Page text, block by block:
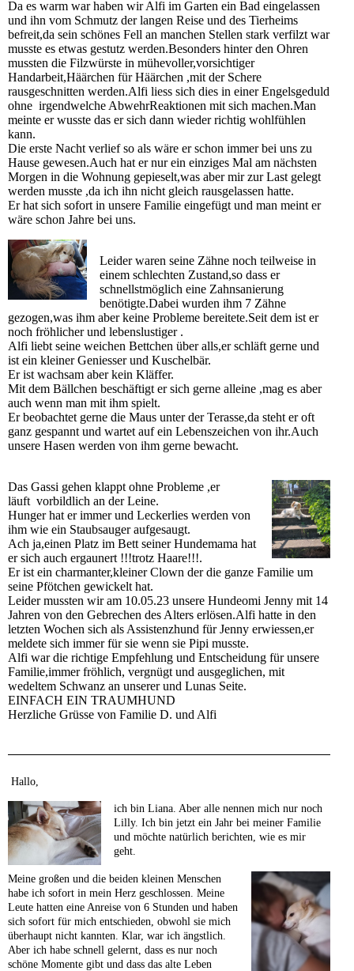
Da es warm war haben wir Alfi im Garten ein Bad eingelassen
und ihn vom Schmutz der langen Reise und des Tierheims
befreit,da sein schönes Fell an manchen Stellen stark verfilzt war
musste es etwas gestutz werden.Besonders hinter den Ohren
mussten die Filzwürste in mühevoller,vorsichtiger
Handarbeit,Häärchen für Häärchen ,mit der Schere
rausgeschnitten werden.Alfi liess sich dies in einer Engelsgeduld
ohne irgendwelche AbwehrReaktionen mit sich machen.Man
meinte er wusste das er sich dann wieder richtig wohlfühlen
kann.
Die erste Nacht verlief so als wäre er schon immer bei uns zu
Hause gewesen.Auch hat er nur ein einziges Mal am nächsten
Morgen in die Wohnung gepieselt,was aber mir zur Last gelegt
werden musste ,da ich ihn nicht gleich rausgelassen hatte.
Er hat sich sofort in unsere Familie eingefügt und man meint er
wäre schon Jahre bei uns.
Leider waren seine Zähne noch teilweise in
einem schlechten Zustand,so dass er
schnellstmöglich eine Zahnsanierung
benötigte.Dabei wurden ihm 7 Zähne
gezogen,was ihm aber keine Probleme bereitete.Seit dem ist er
noch fröhlicher und lebenslustiger .
Alfi liebt seine weichen Bettchen über alls,er schläft gerne und
ist ein kleiner Geniesser und Kuschelbär.
Er ist wachsam aber kein Kläffer.
Mit dem Bällchen beschäftigt er sich gerne alleine ,mag es aber
auch wenn man mit ihm spielt.
Er beobachtet gerne die Maus unter der Terasse,da steht er oft
ganz gespannt und wartet auf ein Lebenszeichen von ihr.Auch
unsere Hasen werden von ihm gerne bewacht.
Das Gassi gehen klappt ohne Probleme ,er
läuft vorbildlich an der Leine.
Hunger hat er immer und Leckerlies werden von
ihm wie ein Staubsauger aufgesaugt.
Ach ja,einen Platz im Bett seiner Hundemama hat
er sich auch ergaunert !!!trotz Haare!!!.
Er ist ein charmanter,kleiner Clown der die ganze Familie um
seine Pfötchen gewickelt hat.
Leider mussten wir am 10.05.23 unsere Hundeomi Jenny mit 14
Jahren von den Gebrechen des Alters erlösen.Alfi hatte in den
letzten Wochen sich als Assistenzhund für Jenny erwiessen,er
meldete sich immer für sie wenn sie Pipi musste.
Alfi war die richtige Empfehlung und Entscheidung für unsere
Familie,immer fröhlich, vergnügt und ausgeglichen, mit
wedeltem Schwanz an unserer und Lunas Seite.
EINFACH EIN TRAUMHUND
Herzliche Grüsse von Familie D. und Alfi
Hallo,
ich bin Liana. Aber alle nennen mich nur noch
Lilly. Ich bin jetzt ein Jahr bei meiner Familie
und möchte natürlich berichten, wie es mir
geht.
Meine großen und die beiden kleinen Menschen
habe ich sofort in mein Herz geschlossen. Meine
Leute hatten eine Anreise von 6 Stunden und haben
sich sofort für mich entschieden, obwohl sie mich
überhaupt nicht kannten. Klar, war ich ängstlich.
Aber ich habe schnell gelernt, dass es nur noch
schöne Momente gibt und dass das alte Leben